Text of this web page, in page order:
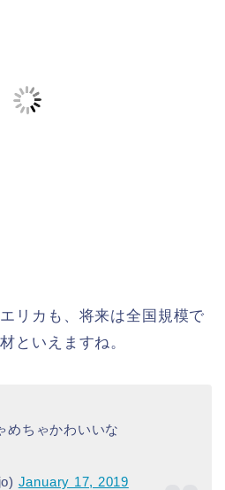
リカも、将来は全国規模で
といえますね。
めちゃかわいいな
January 17, 2019